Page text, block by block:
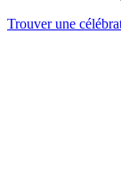
Trouver une